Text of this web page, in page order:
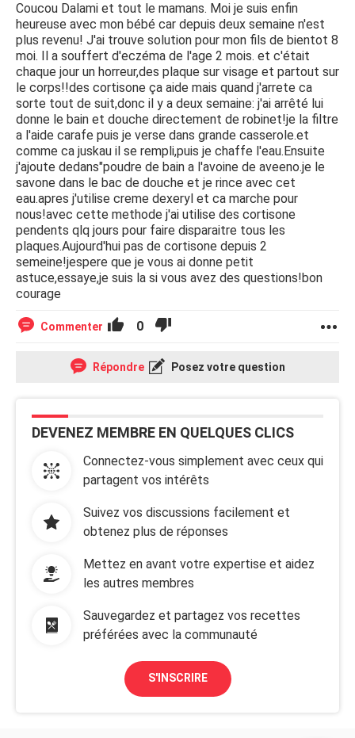
Coucou Dalami et tout le mamans. Moi je suis enfin
heureuse avec mon bébé car depuis deux semaine n'est
plus revenu! J'ai trouve solution pour mon fils de bientot 8
moi. Il a souffert d'eczéma de l'age 2 mois. et c'était
chaque jour un horreur,des plaque sur visage et partout sur
le corps!!des cortisone ça aide mais quand j'arrete ca
sorte tout de suit,donc il y a deux semaine: j'ai arrêté lui
donne le bain et douche directement de robinet!je la filtre
a l'aide carafe puis je verse dans grande casserole.et
comme ca juskau il se rempli,puis je chaffe l'eau.Ensuite
j'ajoute dedans"poudre de bain a l'avoine de aveeno.je le
savone dans le bac de douche et je rince avec cet
eau.apres j'utilise creme dexeryl et ca marche pour
nous!avec cette methode j'ai utilise des cortisone
pendents qlq jours pour faire disparaitre tous les
plaques.Aujourd'hui pas de cortisone depuis 2
semeine!jespere que je vous ai donne petit
astuce,essaye,je suis la si vous avez des questions!bon
courage
Commenter 0
Répondre Posez votre question
DEVENEZ MEMBRE EN QUELQUES CLICS
Connectez-vous simplement avec ceux qui
partagent vos intérêts
Suivez vos discussions facilement et
obtenez plus de réponses
Mettez en avant votre expertise et aidez
les autres membres
Sauvegardez et partagez vos recettes
préférées avec la communauté
S'INSCRIRE